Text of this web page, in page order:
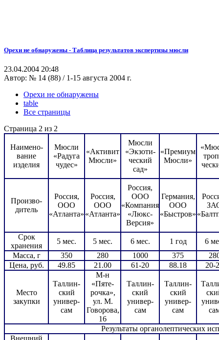
Орехи не обнаружены - Таблица результатов экспертизы мюсли
23.04.2004 20:48
Автор: № 14 (88) / 1-15 августа 2004 г.
Орехи не обнаружены
table
Все страницы
Страница 2 из 2
Наимено-
вание
изделия
Мюсли
«Радуга
чудес»
«Активит
Мюсли»
Мюсли
«Экзоти-
ческий
сад»
«Премиум
Мюсли»
Произво-
дитель
Россия,
ООО
«Атланта»
Россия,
ООО
«Атланта»
Россия,
ООО
«Компания
«Люкс-
Версия»
Германия,
ООО
«Быстров»
Срок
хранения
5 мес. 5 мес. 6 мес. 1 год
6
Масса, г
350 280 1000 375
Цена, руб.
49.85 21.00 61-20 88.18 20-
Место
закупки
Таллин-
ский
универ-
сам
М-н
«Пяте-
рочка»,
ул. М.
Говорова,
16
Таллин-
ский
универ-
сам
Таллин-
ский
универ-
сам
Результаты органолептических